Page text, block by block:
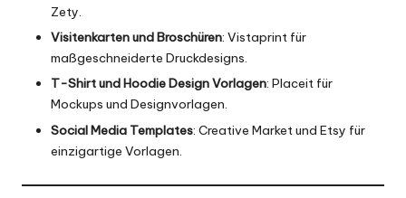
Zety.
Visitenkarten und Broschüren: Vistaprint für
maßgeschneiderte Druckdesigns.
T-Shirt und Hoodie Design Vorlagen: Placeit für
Mockups und Designvorlagen.
Social Media Templates: Creative Market und Etsy für
einzigartige Vorlagen.